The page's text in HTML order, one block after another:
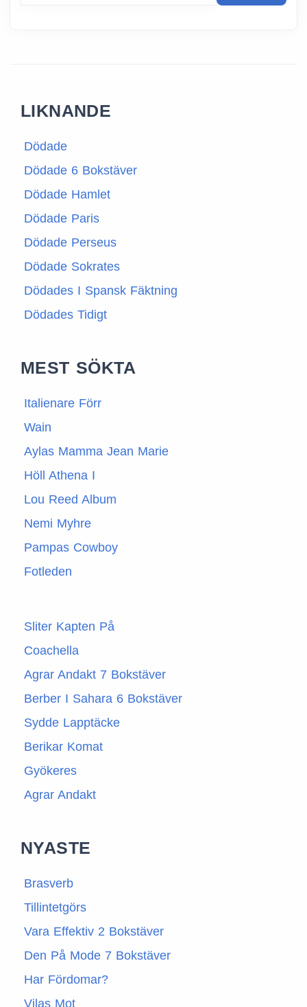
LIKNANDE
Dödade
Dödade 6 Bokstäver
Dödade Hamlet
Dödade Paris
Dödade Perseus
Dödade Sokrates
Dödades I Spansk Fäktning
Dödades Tidigt
MEST SÖKTA
Italienare Förr
Wain
Aylas Mamma Jean Marie
Höll Athena I
Lou Reed Album
Nemi Myhre
Pampas Cowboy
Fotleden
Sliter Kapten På
Coachella
Agrar Andakt 7 Bokstäver
Berber I Sahara 6 Bokstäver
Sydde Lapptäcke
Berikar Komat
Gyökeres
Agrar Andakt
NYASTE
Brasverb
Tillintetgörs
Vara Effektiv 2 Bokstäver
Den På Mode 7 Bokstäver
Har Fördomar?
Vilas Mot